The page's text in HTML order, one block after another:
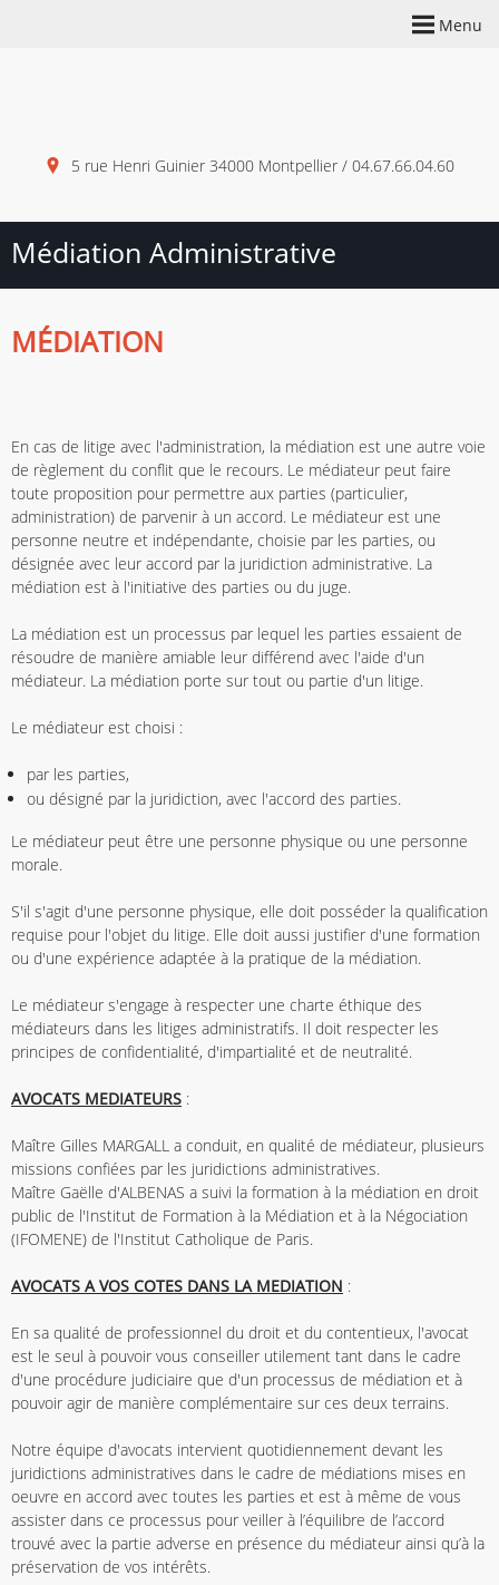
Menu
5 rue Henri Guinier 34000 Montpellier / 04.67.66.04.60
Médiation Administrative
MÉDIATION
En cas de litige avec l'administration, la médiation est une autre voie
de règlement du conflit que le recours. Le médiateur peut faire
toute proposition pour permettre aux parties (particulier,
administration) de parvenir à un accord. Le médiateur est une
personne neutre et indépendante, choisie par les parties, ou
désignée avec leur accord par la juridiction administrative. La
médiation est à l'initiative des parties ou du juge.
La médiation est un processus par lequel les parties essaient de
résoudre de manière amiable leur différend avec l'aide d'un
médiateur. La médiation porte sur tout ou partie d'un litige.
Le médiateur est choisi :
par les parties,
ou désigné par la juridiction, avec l'accord des parties.
Le médiateur peut être une personne physique ou une personne
morale.
S'il s'agit d'une personne physique, elle doit posséder la qualification
requise pour l'objet du litige. Elle doit aussi justifier d'une formation
ou d'une expérience adaptée à la pratique de la médiation.
Le médiateur s'engage à respecter une charte éthique des
médiateurs dans les litiges administratifs. Il doit respecter les
principes de confidentialité, d'impartialité et de neutralité.
AVOCATS MEDIATEURS :
Maître Gilles MARGALL a conduit, en qualité de médiateur, plusieurs
missions confiées par les juridictions administratives.
Maître Gaëlle d'ALBENAS a suivi la formation à la médiation en droit
public de l'Institut de Formation à la Médiation et à la Négociation
(IFOMENE) de l'Institut Catholique de Paris.
AVOCATS A VOS COTES DANS LA MEDIATION :
En sa qualité de professionnel du droit et du contentieux, l'avocat
est le seul à pouvoir vous conseiller utilement tant dans le cadre
d'une procédure judiciaire que d'un processus de médiation et à
pouvoir agir de manière complémentaire sur ces deux terrains.
Notre équipe d'avocats intervient quotidiennement devant les
juridictions administratives dans le cadre de médiations mises en
oeuvre en accord avec toutes les parties et est à même de vous
assister dans ce processus pour veiller à l’équilibre de l’accord
trouvé avec la partie adverse en présence du médiateur ainsi qu’à la
préservation de vos intérêts.